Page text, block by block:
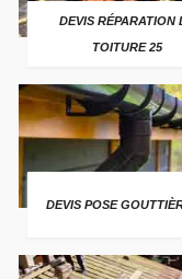
DEVIS RÉPARATION
TOITURE 25
DEVIS POSE